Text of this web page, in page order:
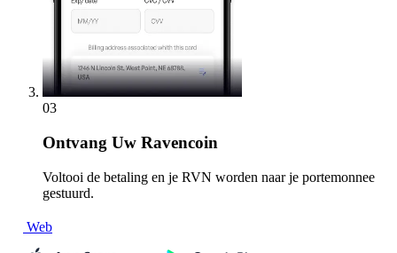
03
Ontvang Uw Ravencoin
Voltooi de betaling en je RVN worden naar je portemonnee
gestuurd.
Web